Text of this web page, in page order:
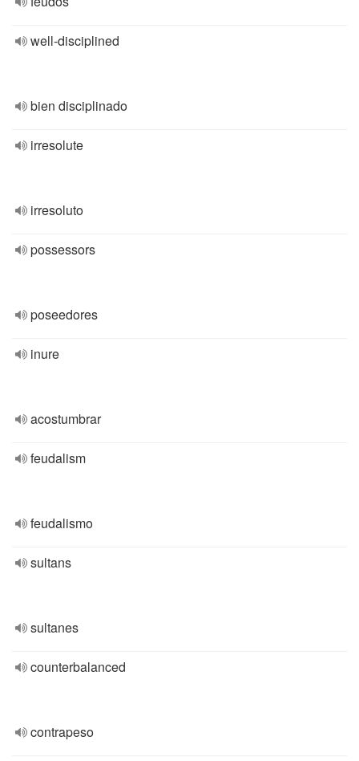
well-disciplined
bien disciplinado
irresolute
irresoluto
possessors
poseedores
inure
acostumbrar
feudalism
feudalismo
sultans
sultanes
counterbalanced
contrapeso